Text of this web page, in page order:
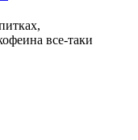
все-таки